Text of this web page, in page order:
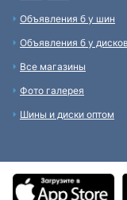
Объявления б у шин
Объявления б у дисков
Все магазины
Фото галерея
Шины и диски оптом